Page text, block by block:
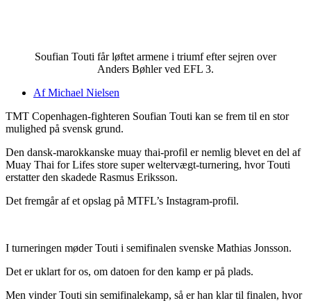
Soufian Touti får løftet armene i triumf efter sejren over
Anders Bøhler ved EFL 3.
AfMichael Nielsen
TMT Copenhagen-fighteren Soufian Touti kan se frem til en stor
mulighed på svensk grund.
Den dansk-marokkanske muay thai-profil er nemlig blevet en del af
Muay Thai for Lifes store super weltervægt-turnering, hvor Touti
erstatter den skadede Rasmus Eriksson.
Det fremgår af et opslag på MTFL’s Instagram-profil.
I turneringen møder Touti i semifinalen svenske Mathias Jonsson.
Det er uklart for os, om datoen for den kamp er på plads.
Men vinder Touti sin semifinalekamp, så er han klar til finalen, hvor